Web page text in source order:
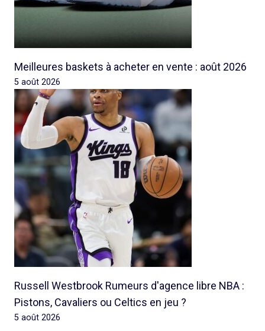
Meilleures baskets à acheter en vente : août 2026
5 août 2026
Russell Westbrook Rumeurs d'agence libre NBA :
Pistons, Cavaliers ou Celtics en jeu ?
5 août 2026